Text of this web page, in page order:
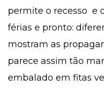
permite o recesso 
férias e pronto:
mostram as
parece assim tão
embalado em fitas